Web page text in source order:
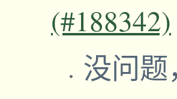
(#188342)
没问